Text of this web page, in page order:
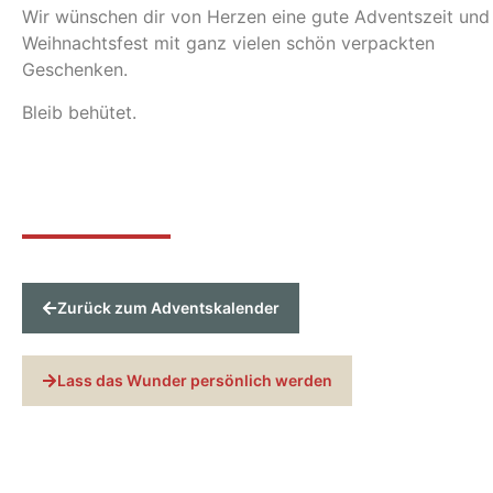
Wir wünschen dir von Herzen eine gute Adventszeit
Weihnachtsfest mit ganz vielen schön verpackten
Geschenken.
Bleib behütet.
Zurück zum Adventskalender
Lass das Wunder persönlich werden